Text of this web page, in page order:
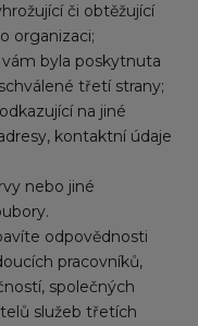
či obtěžující
organizaci;
byla poskytnuta
třetí strany;
na jiné
kontaktní údaje
nebo jiné
odpovědnosti
pracovníků,
společných
služeb třetích